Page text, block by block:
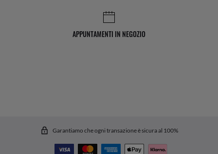
APPUNTAMENTI IN NEGOZIO
Garantiamo che ogni transazione è sicura al 100%